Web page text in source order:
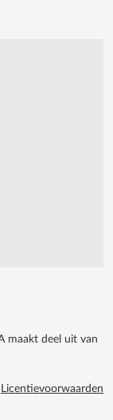
maakt deel uit van
Licentievoorwaarden